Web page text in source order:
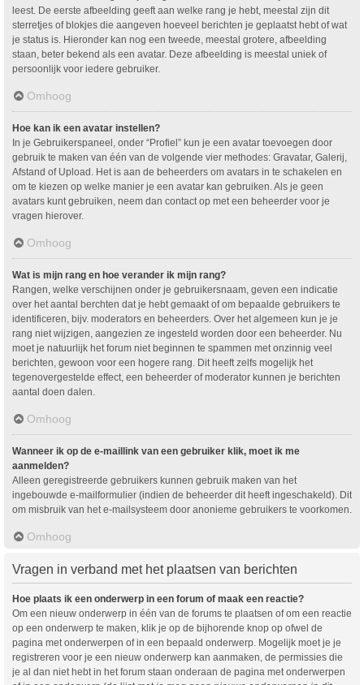
leest. De eerste afbeelding geeft aan welke rang je hebt, meestal zijn dit
sterretjes of blokjes die aangeven hoeveel berichten je geplaatst hebt of wat
je status is. Hieronder kan nog een tweede, meestal grotere, afbeelding
staan, beter bekend als een avatar. Deze afbeelding is meestal uniek of
persoonlijk voor iedere gebruiker.
Omhoog
Hoe kan ik een avatar instellen?
In je Gebruikerspaneel, onder “Profiel” kun je een avatar toevoegen door
gebruik te maken van één van de volgende vier methodes: Gravatar, Galerij,
Afstand of Upload. Het is aan de beheerders om avatars in te schakelen en
om te kiezen op welke manier je een avatar kan gebruiken. Als je geen
avatars kunt gebruiken, neem dan contact op met een beheerder voor je
vragen hierover.
Omhoog
Wat is mijn rang en hoe verander ik mijn rang?
Rangen, welke verschijnen onder je gebruikersnaam, geven een indicatie
over het aantal berchten dat je hebt gemaakt of om bepaalde gebruikers te
identificeren, bijv. moderators en beheerders. Over het algemeen kun je je
rang niet wijzigen, aangezien ze ingesteld worden door een beheerder. Nu
moet je natuurlijk het forum niet beginnen te spammen met onzinnig veel
berichten, gewoon voor een hogere rang. Dit heeft zelfs mogelijk het
tegenovergestelde effect, een beheerder of moderator kunnen je berichten
aantal doen dalen.
Omhoog
Wanneer ik op de e-maillink van een gebruiker klik, moet ik me
aanmelden?
Alleen geregistreerde gebruikers kunnen gebruik maken van het
ingebouwde e-mailformulier (indien de beheerder dit heeft ingeschakeld). Dit
om misbruik van het e-mailsysteem door anonieme gebruikers te voorkomen.
Omhoog
Vragen in verband met het plaatsen van berichten
Hoe plaats ik een onderwerp in een forum of maak een reactie?
Om een nieuw onderwerp in één van de forums te plaatsen of om een reactie
op een onderwerp te maken, klik je op de bijhorende knop op ofwel de
pagina met onderwerpen of in een bepaald onderwerp. Mogelijk moet je je
registreren voor je een nieuw onderwerp kan aanmaken, de permissies die
je al dan niet hebt in het forum staan onderaan de pagina met onderwerpen